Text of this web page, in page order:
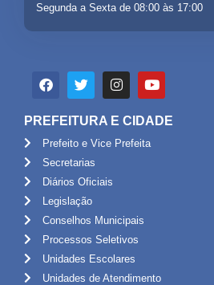
Segunda a Sexta de 08:00 às 17:00
PREFEITURA E CIDADE
Prefeito e Vice Prefeita
Secretarias
Diários Oficiais
Legislação
Conselhos Municipais
Processos Seletivos
Unidades Escolares
Unidades de Atendimento